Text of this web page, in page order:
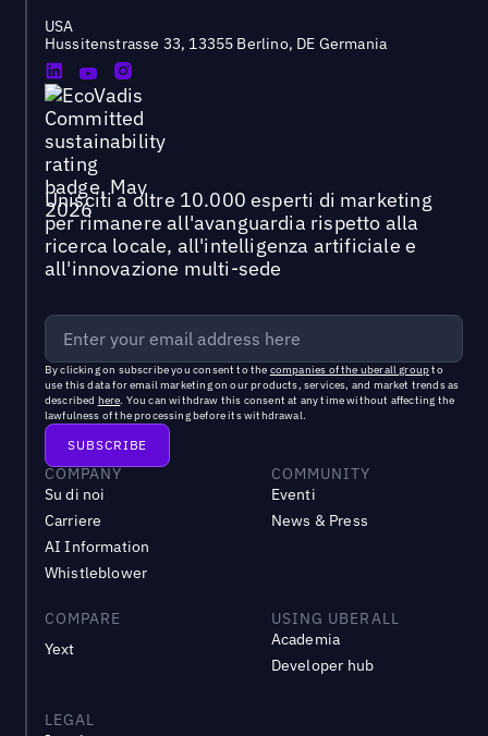
USA
Hussitenstrasse 33, 13355 Berlino, DE Germania
Unisciti a oltre 10.000 esperti di marketing
per rimanere all'avanguardia rispetto alla
ricerca locale, all'intelligenza artificiale e
all'innovazione multi-sede
By clicking on subscribe you consent to the companies of the uberall groupto
use this data for email marketing on our products, services, and market trends as
described here. You can withdraw this consent at any time without affecting the
lawfulness of the processing before its withdrawal.
COMPANY
Su di noi
Carriere
AI Information
Whistleblower
COMMUNITY
Eventi
News & Press
COMPARE
Yext
USING UBERALL
Academia
Developer hub
LEGAL